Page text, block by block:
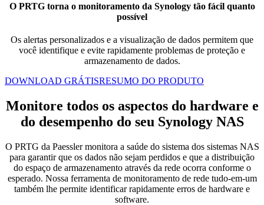
O PRTG torna o monitoramento da Synology tão fácil quanto
possível
Os alertas personalizados e a visualização de dados permitem que
você identifique e evite rapidamente problemas de proteção e
armazenamento de dados.
DOWNLOAD GRÁTISRESUMO DO PRODUTO
Monitore todos os aspectos do hardware e
do desempenho do seu Synology NAS
O PRTG da Paessler monitora a saúde do sistema dos sistemas NAS
para garantir que os dados não sejam perdidos e que a distribuição
do espaço de armazenamento através da rede ocorra conforme o
esperado. Nossa ferramenta de monitoramento de rede tudo-em-um
também lhe permite identificar rapidamente erros de hardware e
software.